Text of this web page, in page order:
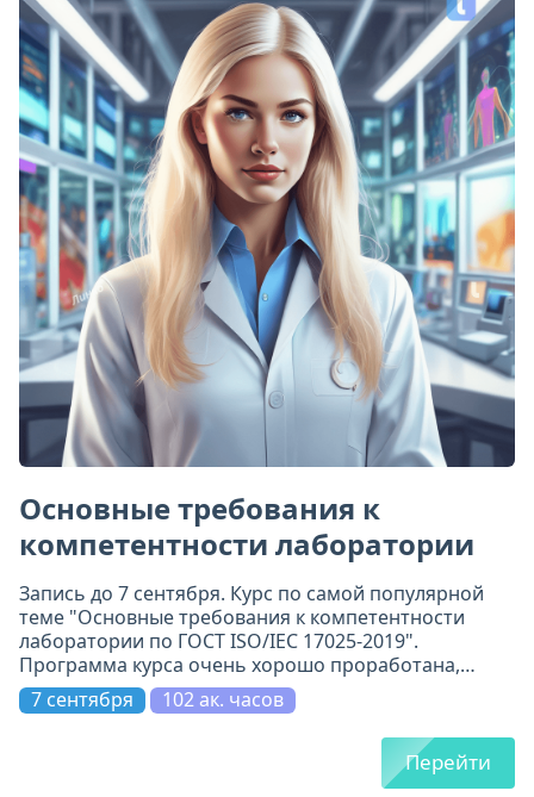
Основные требования к
компетентности лаборатории
Запись до 7 сентября. Курс по самой популярной
теме "Основные требования к компетентности
лаборатории по ГОСТ ISO/IEC 17025-2019".
Программа курса очень хорошо проработана,
включает 11 модулей. Всё по делу и на самом
высоком уровне.
7 сентября 102 ак. часов
Перейти